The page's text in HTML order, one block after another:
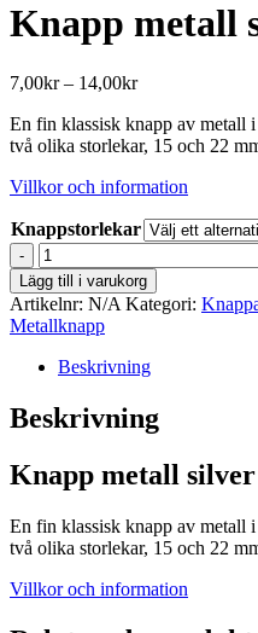
Knapp metall
7,00kr – 14,00krPrisintervall:
till
14,00kr
En fin klassisk knapp av metall
två olika storlekar, 15 och 22
Villkor och information
Knappstorlekar
Knapp
metall
silver
mängd
Lägg till i varukorg
Artikelnr: N/A Kategori:
Metallknapp
Beskrivning
Beskrivning
Knapp metall silver
En fin klassisk knapp av metall
två olika storlekar, 15 och 22
Villkor och information